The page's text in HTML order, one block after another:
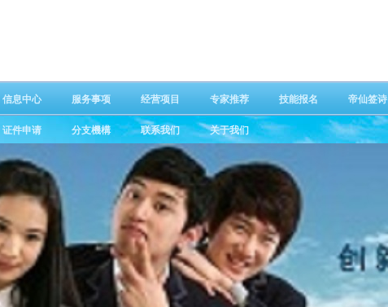
信息中心 服务事项 经营项目 专家推荐 技能报名 帝仙签诗
证件申请 分支機構 联系我们 关于我们